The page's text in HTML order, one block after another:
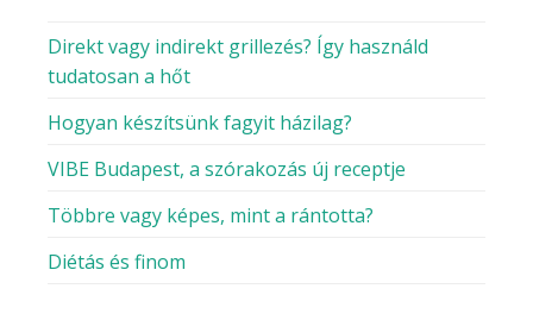
Direkt vagy indirekt grillezés? Így használd
tudatosan a hőt
Hogyan készítsünk fagyit házilag?
VIBE Budapest, a szórakozás új receptje
Többre vagy képes, mint a rántotta?
Diétás és finom